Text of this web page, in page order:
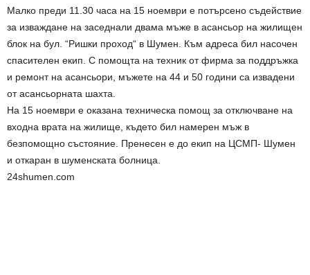
Малко преди 11.30 часа на 15 ноември е потърсено съдействие
за изваждане на заседнали двама мъже в асансьор на жилищен
блок на бул. “Ришки проход“ в Шумен. Към адреса бил насочен
спасителен екип. С помощта на техник от фирма за поддръжка
и ремонт на асансьори, мъжете на 44 и 50 години са извадени
от асансьорната шахта.
На 15 ноември е оказана техническа помощ за отключване на
входна врата на жилище, където бил намерен мъж в
безпомощно състояние. Пренесен е до екип на ЦСМП- Шумен
и откаран в шуменската болница.
24shumen.com